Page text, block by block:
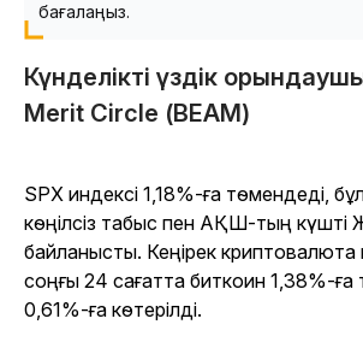
бағалаңыз.
Күнделікті үздік
Merit Circle (BEAM)
SPX индексі 1,18%-ға төмендеді, бұл
көңілсіз табыс пен АҚШ-тың күшті
байланысты. Кеңірек криптовалюта
соңғы 24 сағатта биткоин 1,38%-
0,61%-ға көтерілді.